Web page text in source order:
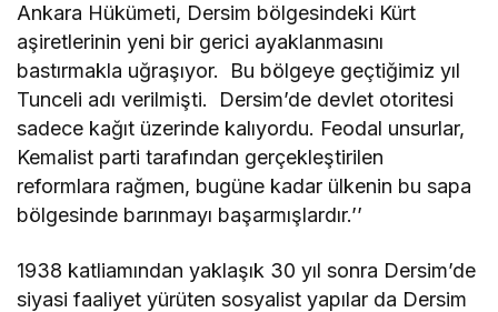
Ankara Hükümeti, Dersim bölgesindeki Kürt
aşiretlerinin yeni bir gerici ayaklanmasını
bastırmakla uğraşıyor. Bu bölgeye geçtiğimiz yıl
Tunceli adı verilmişti. Dersim’de devlet otoritesi
sadece kağıt üzerinde kalıyordu. Feodal unsurlar,
Kemalist parti tarafından gerçekleştirilen
reformlara rağmen, bugüne kadar ülkenin bu sapa
bölgesinde barınmayı başarmışlardır.’’
1938 katliamından yaklaşık 30 yıl sonra Dersim’de
siyasi faaliyet yürüten sosyalist yapılar da Dersim